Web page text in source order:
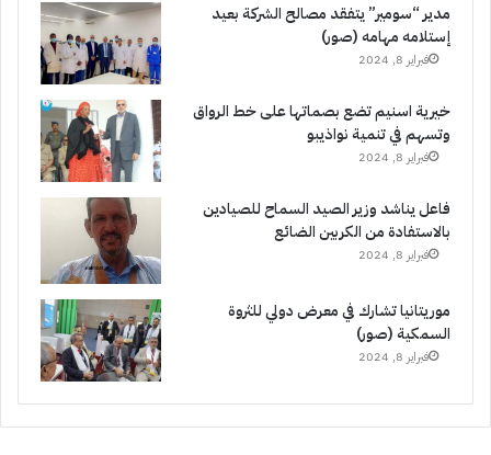
مدير “سومير” يتفقد مصالح الشركة بعيد
إستلامه مهامه (صور)
فبراير 8, 2024
خيرية اسنيم تضع بصماتها على خط الرواق
وتسهم في تنمية نواذيبو
فبراير 8, 2024
فاعل يناشد وزير الصيد السماح للصيادين
بالاستفادة من الكربين الضائع
فبراير 8, 2024
موريتانيا تشارك في معرض دولي للثروة
السمكية (صور)
فبراير 8, 2024